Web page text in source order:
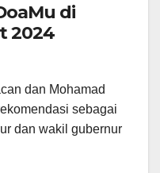
di
2024
dan Mohamad
sebagai
dan wakil gubernur